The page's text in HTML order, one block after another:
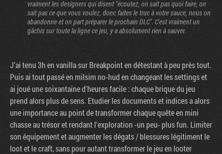
vraiment les designers qui disent "écoutez, on sait pas quoi faire, on
sait pas ce que vous voulez, donc faites le truc à votre sauce, nous on
abandonne et on part préparer le prochain DLC". C'est vraiment un
gâchis sur toute la ligne ce jeu, y a absolument rien à sauver.
J'ai tenu 3h en vanilla sur Breakpoint en détestant à peu près tout.
Puis ai tout passé en milsim no-hud en changeant les settings et
ai joué une soixantaine d'heures facile : chaque brique du jeu
prend alors plus de sens. Etudier les documents et indices a alors
une importance au point de transformer chaque quête en mini
chasse au trésor et rendant l'exploration -un peu- plus fun. Limiter
son équipement et augmenter les dégats / blessures légitiment le
loot et le craft, sans pour autant transformer le jeu en looter